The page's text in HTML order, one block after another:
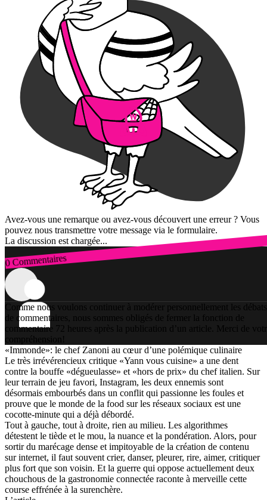
Avez-vous une remarque ou avez-vous découvert une erreur ? Vous
pouvez nous transmettre votre message via le formulaire.
La discussion est chargée...
0 Commentaires
Connexion
Comme nous voulons continuer à modérer personnellement les débats
de commentaires, nous sommes obligés de fermer la fonction de
commentaire 72 heures après la publication d’un article. Merci de
compréhension!
«Immonde»: le chef Zanoni au cœur d’une polémique culinaire
Le très irrévérencieux critique «Yann vous cuisine» a une dent
contre la bouffe «dégueulasse» et «hors de prix» du chef italien. Sur
leur terrain de jeu favori, Instagram, les deux ennemis sont
désormais embourbés dans un conflit qui passionne les foules et
prouve que le monde de la food sur les réseaux sociaux est une
cocotte-minute qui a déjà débordé.
Tout à gauche, tout à droite, rien au milieu. Les algorithmes
détestent le tiède et le mou, la nuance et la pondération. Alors, pour
sortir du marécage dense et impitoyable de la création de contenu
sur internet, il faut souvent crier, danser, pleurer, rire, aimer, critiquer
plus fort que son voisin. Et la guerre qui oppose actuellement deux
chouchous de la gastronomie connectée raconte à merveille cette
course effrénée à la surenchère.